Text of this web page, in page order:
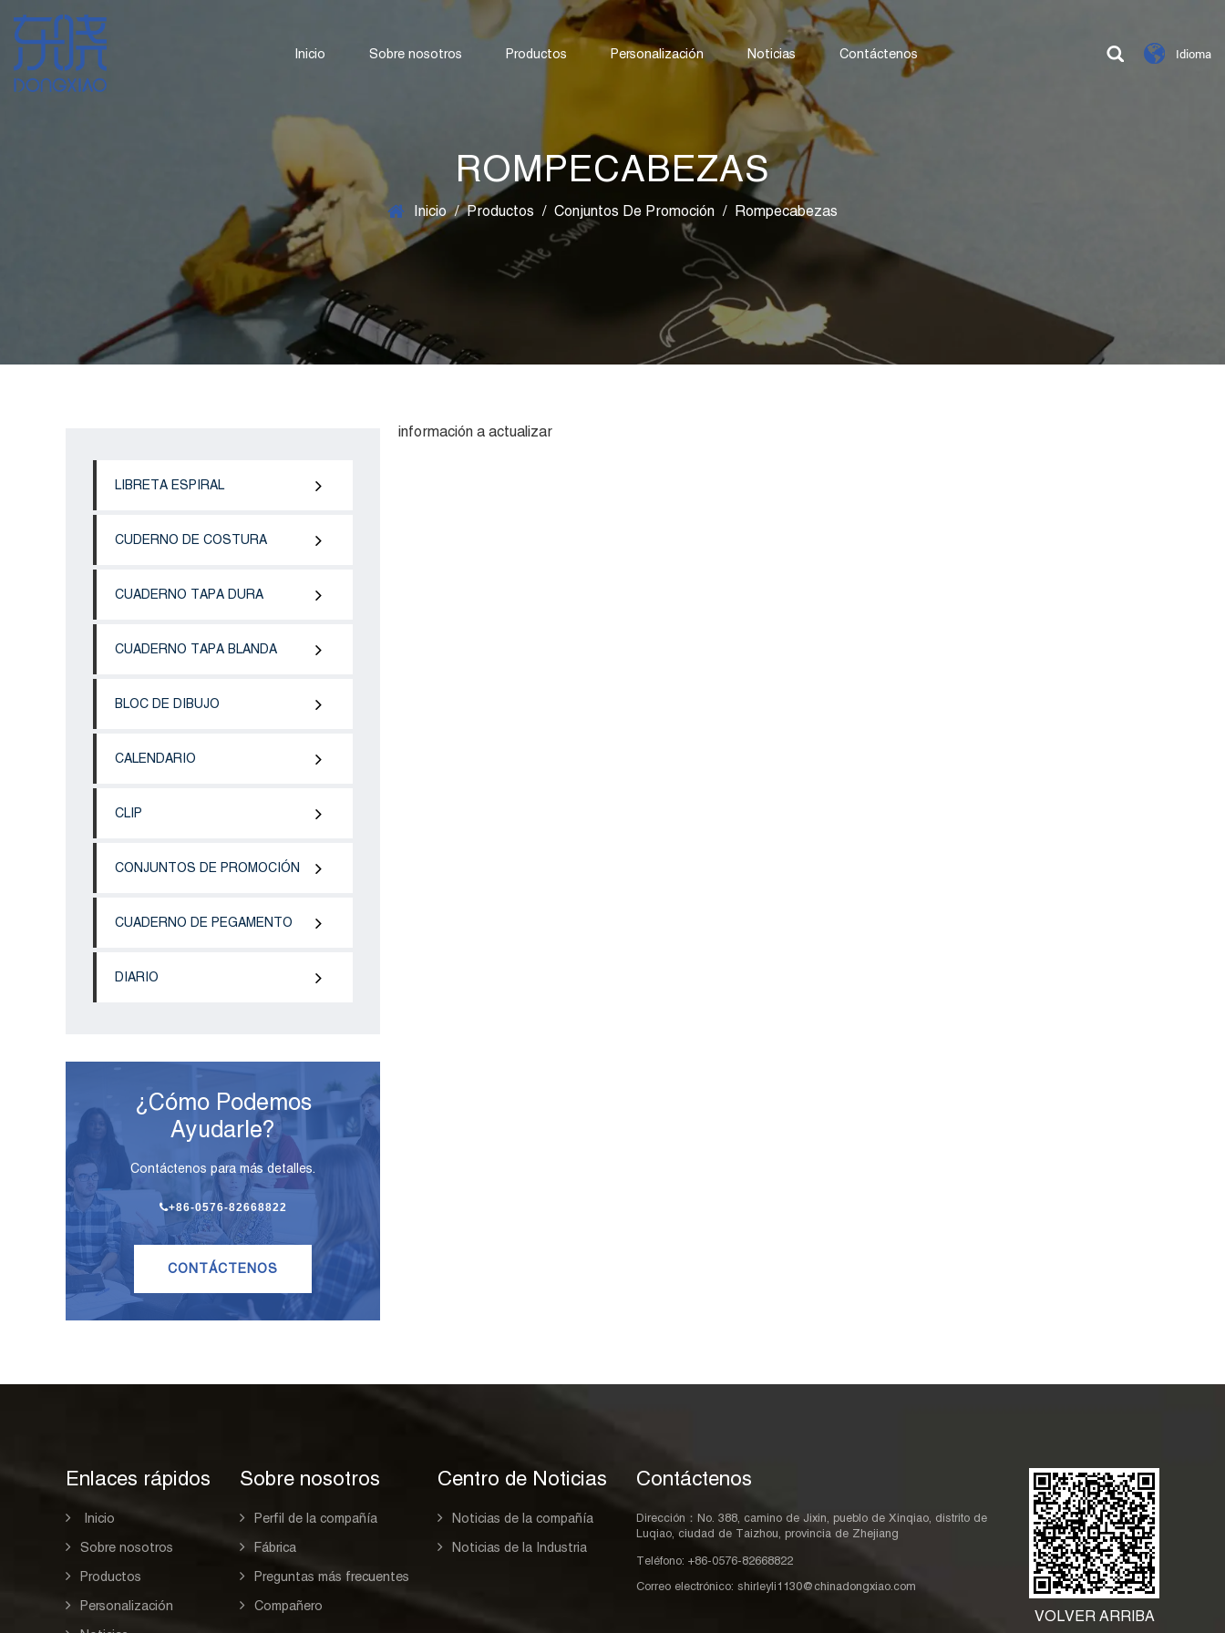
Inicio Sobre nosotros Productos Personalización Noticias Contáctenos Idioma
ROMPECABEZAS
Inicio / Productos / Conjuntos De Promoción / Rompecabezas
LIBRETA ESPIRAL
CUDERNO DE COSTURA
CUADERNO TAPA DURA
CUADERNO TAPA BLANDA
BLOC DE DIBUJO
CALENDARIO
CLIP
CONJUNTOS DE PROMOCIÓN
CUADERNO DE PEGAMENTO
DIARIO
¿Cómo Podemos
Ayudarle?
Contáctenos para más detalles.
+86-0576-82668822
CONTÁCTENOS
información a actualizar
Enlaces rápidos
Inicio
Sobre nosotros
Productos
Personalización
Sobre nosotros
Perfil de la compañía
Fábrica
Preguntas más frecuentes
Compañero
Centro de Noticias
Noticias de la compañía
Noticias de la Industria
Contáctenos
Dirección：No. 388, camino de Jixin, pueblo de Xinqiao, distrito de
Luqiao, ciudad de Taizhou, provincia de Zhejiang
Teléfono: +86-0576-82668822
Correo electrónico: shirleyli1130@chinadongxiao.com
VOLVER ARRIBA